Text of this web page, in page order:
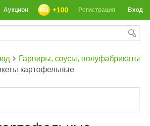
Вход
Регистрация
+100
Аукцион
Гарниры, соусы, полуфабрикаты
картофельные